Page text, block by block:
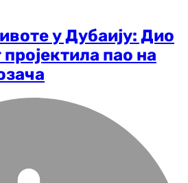
у Дубаију: Дио
пао на